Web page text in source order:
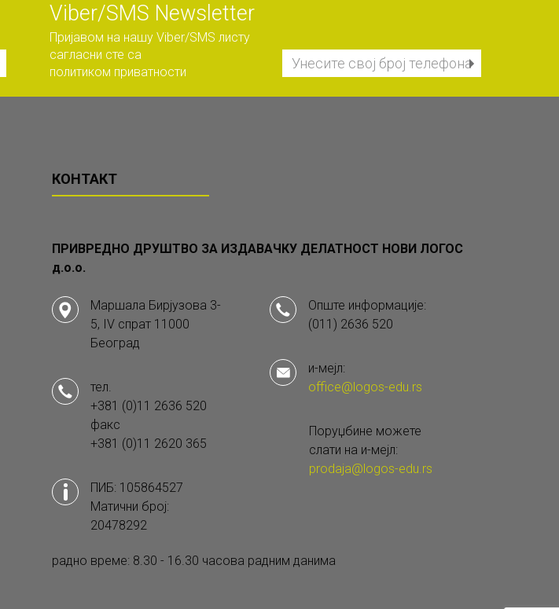
Viber/SMS Newsletter
Пријавом на нашу Viber/SMS листу
сагласни сте са
политиком приватности
КОНТАКТ
ПРИВРЕДНО ДРУШТВО ЗА ИЗДАВАЧКУ ДЕЛАТНОСТ НОВИ ЛОГОС
д.о.о.
Маршала Бирјузова 3-
5, IV спрат 11000
Београд
тел.
+381 (0)11 2636 520
факс
+381 (0)11 2620 365
ПИБ: 105864527
Матични број:
20478292
Опште информације:
(011) 2636 520
и-мејл:
office@logos-edu.rs
Поруџбине можете
слати на и-мејл:
prodaja@logos-edu.rs
радно време: 8.30 - 16.30 часова радним данима